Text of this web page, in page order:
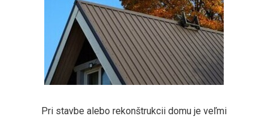
Pri stavbe alebo rekonštrukcii domu je veľmi